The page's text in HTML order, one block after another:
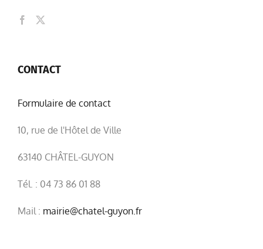
CONTACT
Formulaire de contact
10, rue de l'Hôtel de Ville
63140 CHÂTEL-GUYON
Tél. : 04 73 86 01 88
Mail : mairie@chatel-guyon.fr